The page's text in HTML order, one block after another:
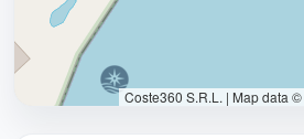
Coste360 S.R.L. | Map data ©